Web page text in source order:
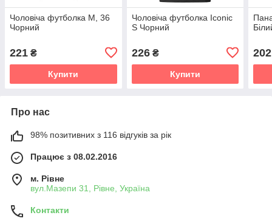
Чоловіча футболка M, 36
Чорний
221 ₴
Купити
Чоловіча футболка Iconic
S Чорний
226₴
Купити
202
Про нас
98% позитивних з 116 відгуків за рік
Працює з 08.02.2016
м. Рівне
вул.Мазепи 31, Рівне, Україна
Контакти